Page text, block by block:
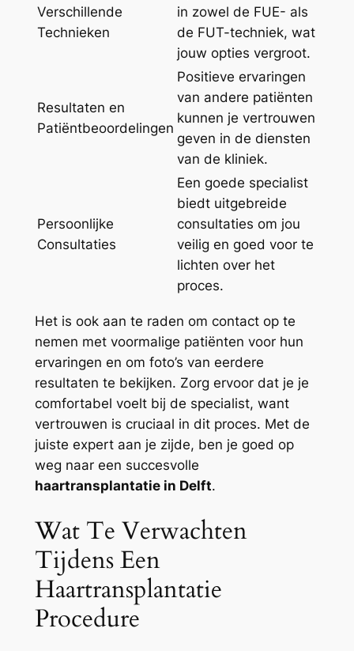
Verschillende
Technieken
in zowel de FUE- als
de FUT-techniek, wat
jouw opties vergroot.
Resultaten en
Patiëntbeoordelingen
Positieve ervaringen
van andere patiënten
kunnen je vertrouwen
geven in de diensten
van de kliniek.
Persoonlijke
Consultaties
Een goede specialist
biedt uitgebreide
consultaties om jou
veilig en goed voor te
lichten over het
proces.
Het is ook aan te raden om contact op te
nemen met voormalige patiënten voor hun
ervaringen en om foto’s van eerdere
resultaten te bekijken. Zorg ervoor dat je je
comfortabel voelt bij de specialist, want
vertrouwen is cruciaal in dit proces. Met de
juiste expert aan je zijde, ben je goed op
weg naar een succesvolle
haartransplantatie in Delft.
Wat Te Verwachten
Tijdens Een
Haartransplantatie
Procedure